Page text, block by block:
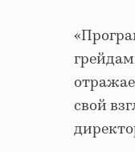
свой